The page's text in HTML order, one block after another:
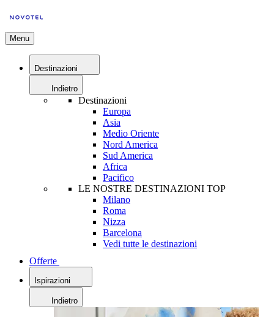
Menu
Destinazioni
Indietro
Destinazioni
Europa
Asia
Medio Oriente
Nord America
Sud America
Africa
Pacifico
LE NOSTRE DESTINAZIONI TOP
Milano
Roma
Nizza
Barcelona
Vedi tutte le destinazioni
Offerte
Ispirazioni
Indietro